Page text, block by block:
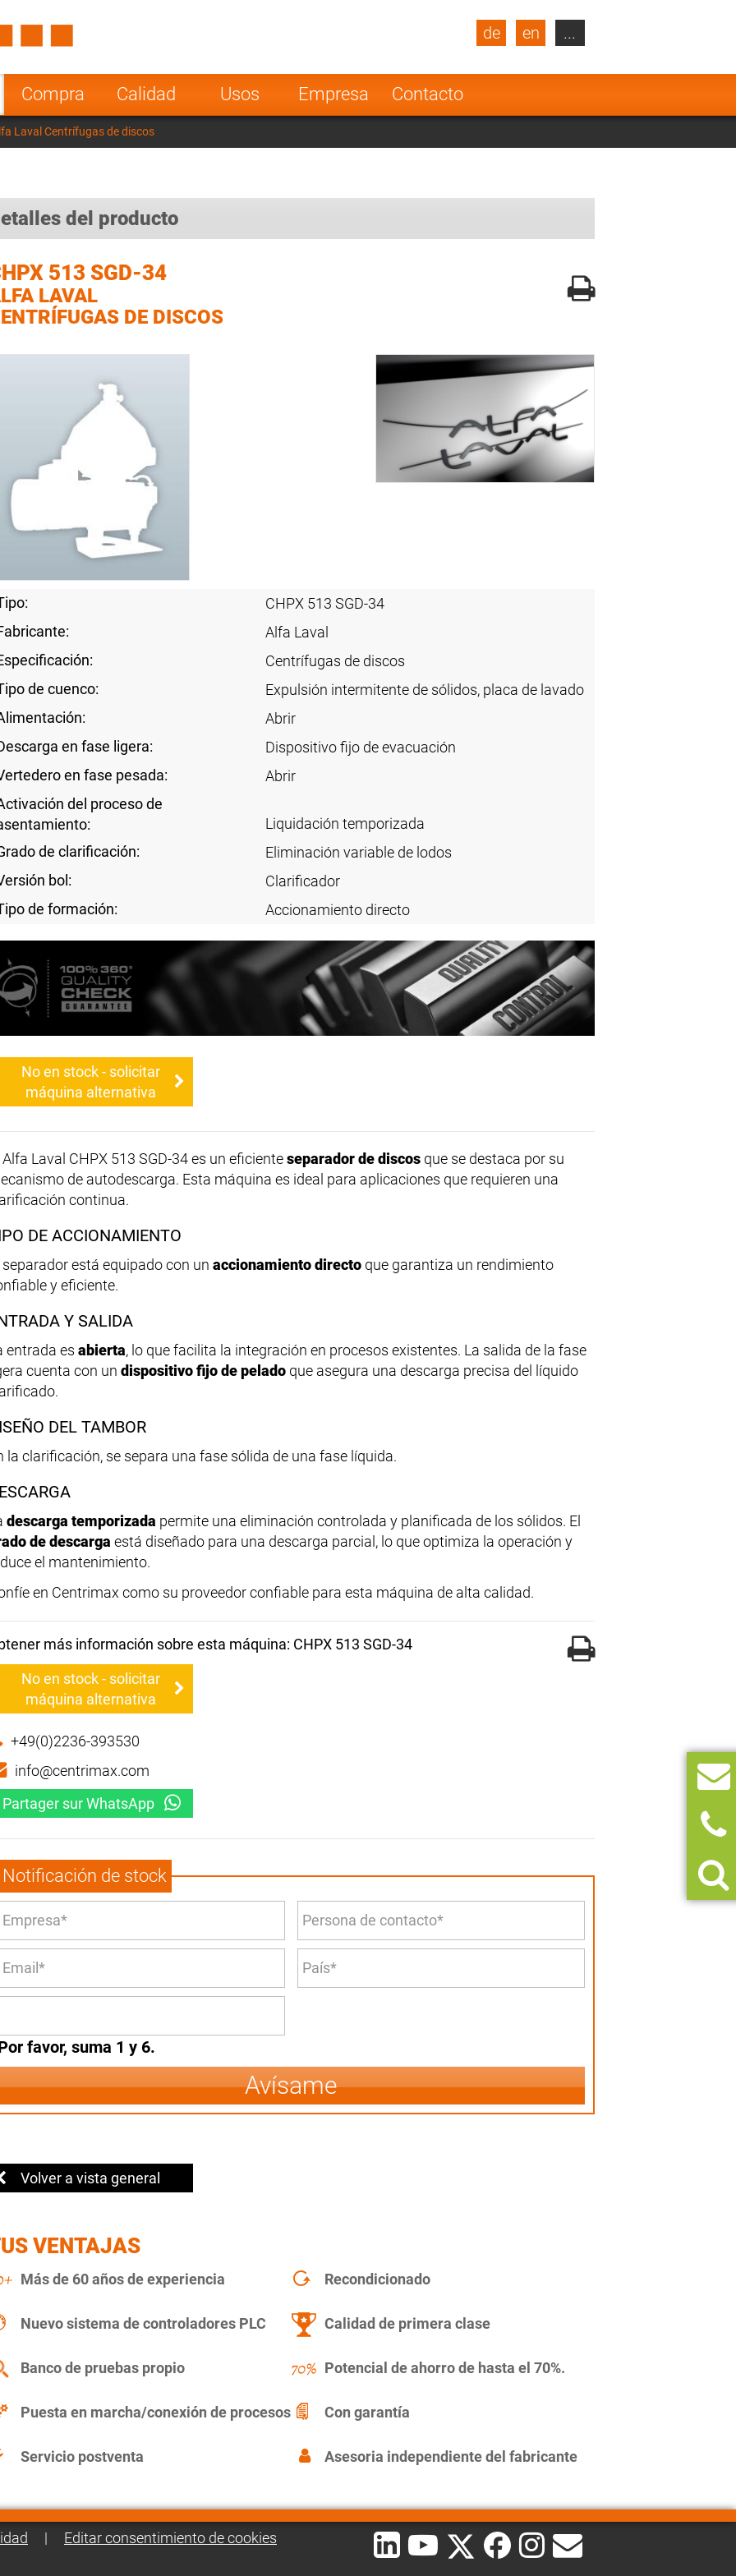
Compra Calidad Usos Empresa Contacto
de en
Turkey
Poland Norway
Netherlands
Greece
...
Laval Centrífugas de discos
del producto
513 SGD-34
LAVAL
DE DISCOS
CHPX 513 SGD-34
Alfa Laval
Centrífugas de discos
de cuenco:
Expulsión intermitente de sólidos, placa de lavado
Abrir
en fase ligera:
Dispositivo fijo de evacuación
en fase pesada:
Abrir
del proceso de
Liquidación temporizada
de clarificación:
Eliminación variable de lodos
bol:
Clarificador
de formación:
Accionamiento directo
No en stock - solicitar
máquina alternativa
Alfa Laval CHPX 513 SGD-34 es un eficienteseparador de discos que se destaca por su
de autodescarga. Esta máquina es ideal para aplicaciones que requieren una
continua.
DE ACCIONAMIENTO
separador está equipado con un accionamiento directo que garantiza un rendimiento
y eficiente.
Y SALIDA
entrada es abierta, lo que facilita la integración en procesos existentes. La salida de la fase
cuenta con un dispositivo fijo de pelado que asegura una descarga precisa del líquido
DEL TAMBOR
la clarificación, se separa una fase sólida de una fase líquida.
descarga temporizada permite una eliminación controlada y planificada de los sólidos. El
de descarga está diseñado para una descarga parcial, lo que optimiza la operación y
el mantenimiento.
en Centrimax como su proveedor confiable para esta máquina de alta calidad.
más información sobre esta máquina: CHPX 513 SGD-34
No en stock - solicitar
máquina alternativa
+49(0)2236-393530
info@centrimax.com
Partager sur WhatsApp
Notificación de stock
favor, suma 1 y 6.
Avísame
Volver a vista general
VENTAJAS
Más de 60 años de experiencia Recondicionado
Nuevo sistema de controladores PLC Calidad de primera clase
Banco de pruebas propio Potencial de ahorro de hasta el 70%.
Puesta en marcha/conexión de procesos Con garantía
Servicio postventa Asesoria independiente del fabricante
| Editar consentimiento de cookies